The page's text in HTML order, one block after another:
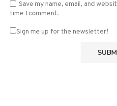
time I comment.